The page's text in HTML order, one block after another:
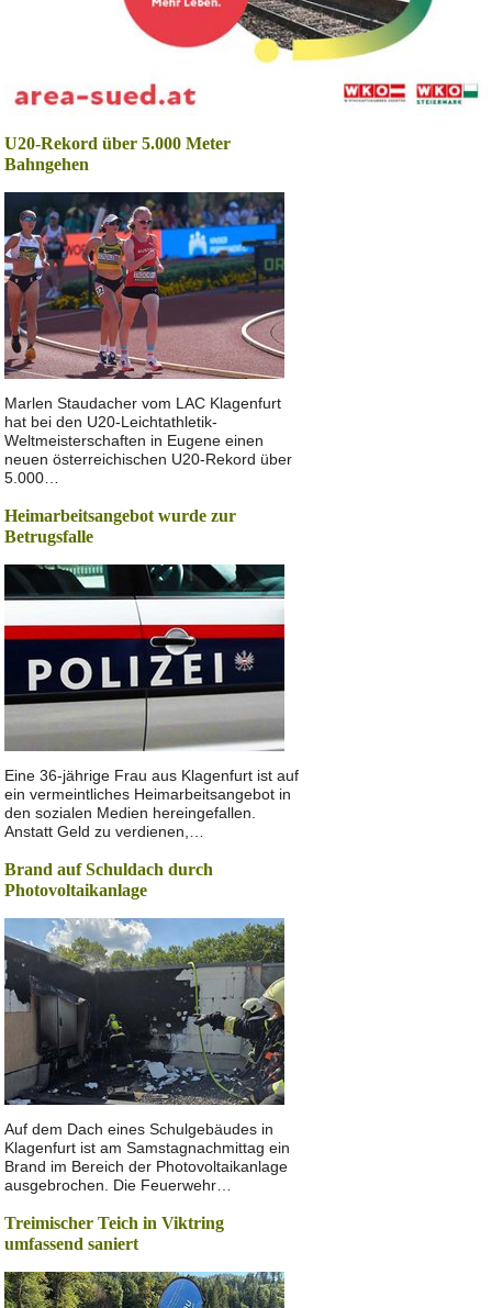
U20-Rekord über 5.000 Meter
Bahngehen
Marlen Staudacher vom LAC Klagenfurt
hat bei den U20-Leichtathletik-
Weltmeisterschaften in Eugene einen
neuen österreichischen U20-Rekord über
5.000…
Heimarbeitsangebot wurde zur
Betrugsfalle
Eine 36-jährige Frau aus Klagenfurt ist auf
ein vermeintliches Heimarbeitsangebot in
den sozialen Medien hereingefallen.
Anstatt Geld zu verdienen,…
Brand auf Schuldach durch
Photovoltaikanlage
Auf dem Dach eines Schulgebäudes in
Klagenfurt ist am Samstagnachmittag ein
Brand im Bereich der Photovoltaikanlage
ausgebrochen. Die Feuerwehr…
Treimischer Teich in Viktring
umfassend saniert